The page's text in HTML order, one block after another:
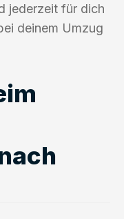
jederzeit für dich
deinem Umzug